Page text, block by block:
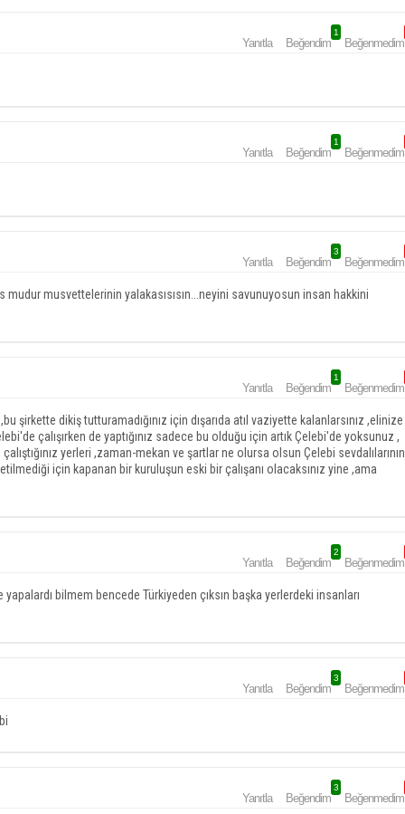
Yanıtla Beğendim
1
Beğenmedim
Yanıtla Beğendim
1
Beğenmedim
Yanıtla Beğendim
3
Beğenmedim
musvettelerinin yalakasısısın...neyini savunuyosun insan hakkini
Yanıtla Beğendim
1
Beğenmedim
dikiş tutturamadığınız için dışarıda atıl vaziyette kalanlarsınız ,elinize
çalışırken de yaptığınız sadece bu olduğu için artık Çelebi'de yoksunuz ,
yerleri ,zaman-mekan ve şartlar ne olursa olsun Çelebi sevdalılarının
için kapanan bir kuruluşun eski bir çalışanı olacaksınız yine ,ama
Yanıtla Beğendim
2
Beğenmedim
bilmem bencede Türkiyeden çıksın başka yerlerdeki insanları
Yanıtla Beğendim
3
Beğenmedim
Yanıtla Beğendim
3
Beğenmedim